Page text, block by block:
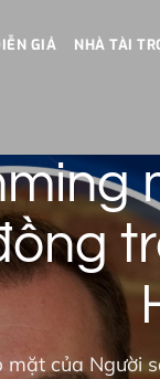
GIẢ NHÀ TÀI
mặt của Người